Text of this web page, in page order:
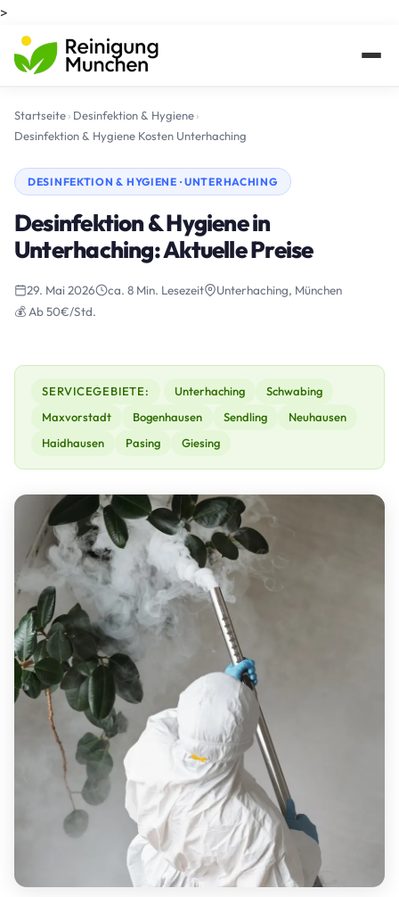
>
Startseite› Desinfektion & Hygiene›
Desinfektion & Hygiene Kosten Unterhaching
DESINFEKTION & HYGIENE · UNTERHACHING
Desinfektion & Hygiene in
Unterhaching: Aktuelle Preise
29. Mai 2026 ca. 8 Min. Lesezeit
Unterhaching, München
💰 Ab 50€/Std.
SERVICEGEBIETE: Unterhaching
Schwabing
Maxvorstadt
Bogenhausen Sendling
Neuhausen
Haidhausen
Pasing Giesing